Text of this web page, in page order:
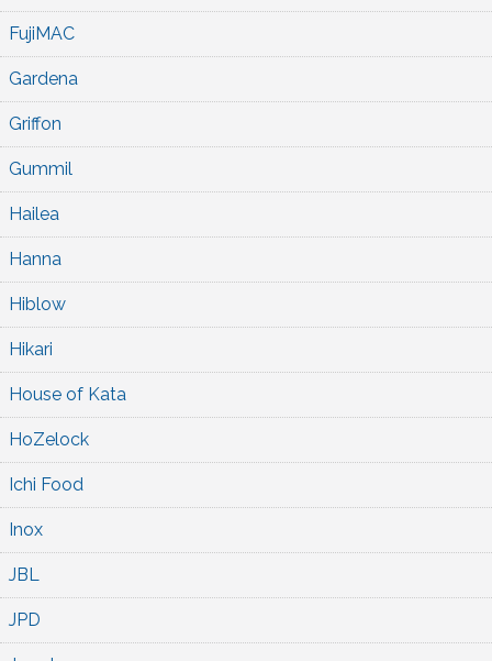
FujiMAC
Gardena
Griffon
Gummil
Hailea
Hanna
Hiblow
Hikari
House of Kata
HoZelock
Ichi Food
Inox
JBL
JPD